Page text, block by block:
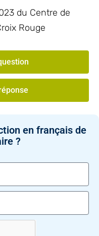
du Centre de
Rouge
en français de
?